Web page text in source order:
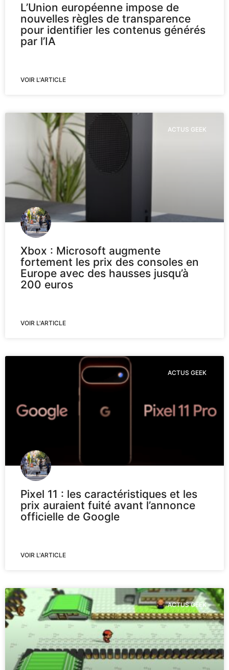
L’Union européenne impose de
nouvelles règles de transparence
pour identifier les contenus générés
par l’IA
VOIR L'ARTICLE
ACTUS GEEK
Xbox : Microsoft augmente
fortement les prix des consoles en
Europe avec des hausses jusqu’à
200 euros
VOIR L'ARTICLE
ACTUS GEEK
Pixel 11 : les caractéristiques et les
prix auraient fuité avant l’annonce
officielle de Google
VOIR L'ARTICLE
ACTUS GEEK